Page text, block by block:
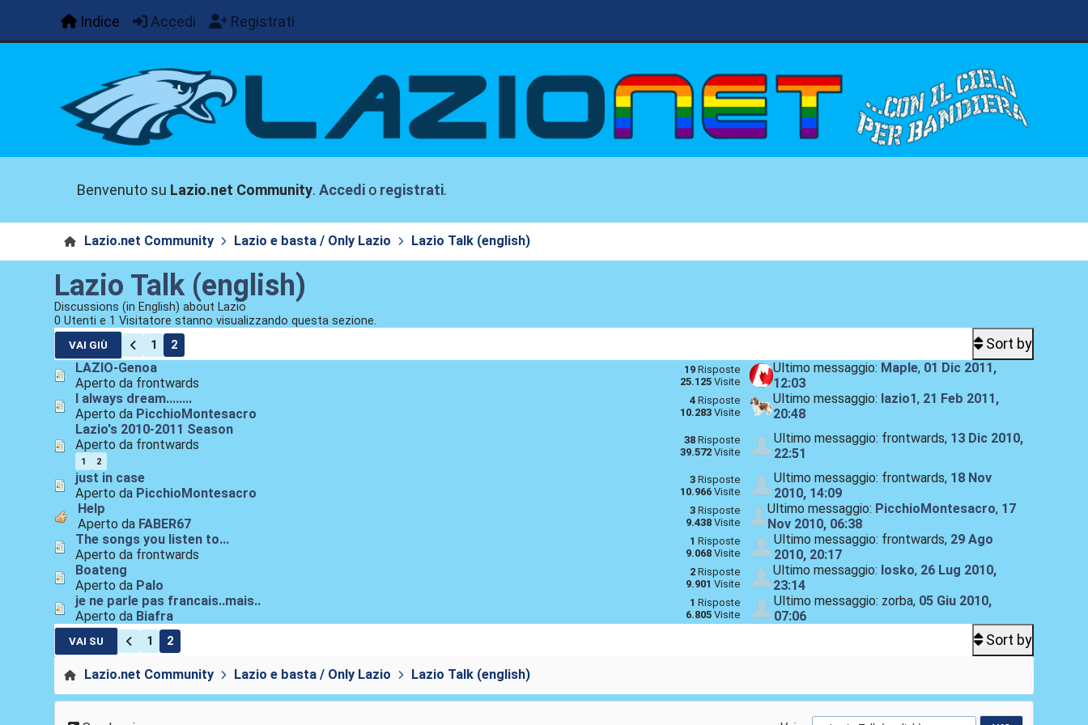
Indice Accedi Registrati
Benvenuto su Lazio.net Community.Accedi o registrati.
Lazio.net Community Lazio e basta / Only Lazio Lazio Talk (english)
Lazio Talk (english)
Discussions (in English) about Lazio
0 Utenti e 1 Visitatore stanno visualizzando questa sezione.
VAI GIÙ 1 2 Sort by
LAZIO-Genoa
Aperto da frontwards
19Risposte
25.125Visite
Ultimo messaggio: Maple, 01 Dic 2011,
12:03
I always dream........
Aperto da PicchioMontesacro
4Risposte
10.283Visite
Ultimo messaggio: lazio1, 21 Feb 2011,
20:48
Lazio's 2010-2011 Season
Aperto da frontwards
1 2
38Risposte
39.572Visite
Ultimo messaggio: frontwards, 13 Dic 2010,
22:51
just in case
Aperto da PicchioMontesacro
3Risposte
10.966Visite
Ultimo messaggio: frontwards, 18 Nov
2010, 14:09
Help
Aperto da FABER67
3Risposte
9.438Visite
Ultimo messaggio: PicchioMontesacro, 17
Nov 2010, 06:38
The songs you listen to...
Aperto da frontwards
1 Risposte
9.068Visite
Ultimo messaggio: frontwards, 29 Ago
2010, 20:17
Boateng
Aperto da Palo
2Risposte
9.901 Visite
Ultimo messaggio: losko, 26 Lug 2010,
23:14
je ne parle pas francais..mais..
Aperto da Biafra
1 Risposte
6.805Visite
Ultimo messaggio: zorba, 05 Giu 2010,
07:06
VAI SU 1 2 Sort by
Lazio.net Community Lazio e basta / Only Lazio Lazio Talk (english)